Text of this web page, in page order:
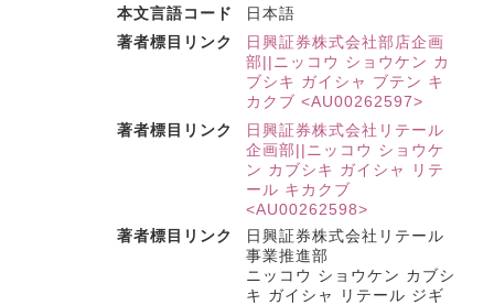
本文言語コード
日本語
著者標目リンク
日興証券株式会社部店企画
部||ニッコウ ショウケン カ
ブシキ ガイシャ ブテン キ
カクブ <AU00262597>
著者標目リンク
日興証券株式会社リテール
企画部||ニッコウ ショウケ
ン カブシキ ガイシャ リテ
ール キカクブ
<AU00262598>
著者標目リンク
日興証券株式会社リテール
事業推進部
ニッコウ ショウケン カブシ
キ ガイシャ リテール ジギ